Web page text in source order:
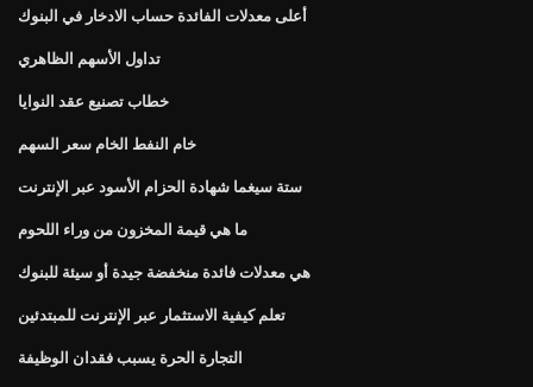
أعلى معدلات الفائدة حساب الادخار في البنوك
تداول الأسهم الظاهري
خطاب تصنيع عقد النوايا
خام النفط الخام سعر السهم
ستة سيغما شهادة الحزام الأسود عبر الإنترنت
ما هي قيمة المخزون من وراء اللحوم
هي معدلات فائدة منخفضة جيدة أو سيئة للبنوك
تعلم كيفية الاستثمار عبر الإنترنت للمبتدئين
التجارة الحرة يسبب فقدان الوظيفة